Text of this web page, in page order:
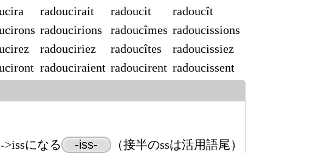
radoucirait radoucit
radoucît
radoucirions radoucîmes radoucissions
radouciriez radoucîtes
radoucissiez
radouciraient radoucirent radoucissent
になる
-iss-
（接半のssは活用語尾）